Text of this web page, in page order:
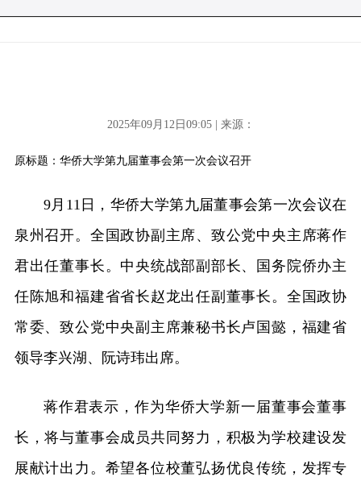
2025年09月12日09:05 | 来源：
原标题：华侨大学第九届董事会第一次会议召开
9月11日，华侨大学第九届董事会第一次会议在
泉州召开。全国政协副主席、致公党中央主席蒋作
君出任董事长。中央统战部副部长、国务院侨办主
任陈旭和福建省省长赵龙出任副董事长。全国政协
常委、致公党中央副主席兼秘书长卢国懿，福建省
领导李兴湖、阮诗玮出席。
蒋作君表示，作为华侨大学新一届董事会董事
长，将与董事会成员共同努力，积极为学校建设发
展献计出力。希望各位校董弘扬优良传统，发挥专